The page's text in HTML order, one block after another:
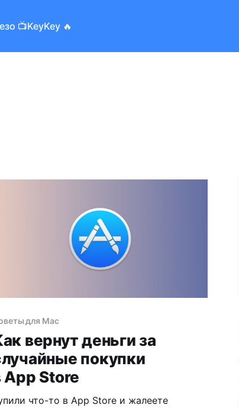
📺KeyKey 🔥
для Mac
вернут деньги за
покупки
App Store
что-то в App Store и жалеете